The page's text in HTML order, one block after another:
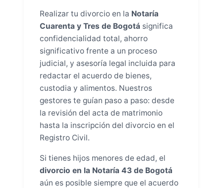
Realizar tu divorcio en la Notaría
Cuarenta y Tres de Bogotá significa
confidencialidad total, ahorro
significativo frente a un proceso
judicial, y asesoría legal incluida para
redactar el acuerdo de bienes,
custodia y alimentos. Nuestros
gestores te guían paso a paso: desde
la revisión del acta de matrimonio
hasta la inscripción del divorcio en el
Registro Civil.
Si tienes hijos menores de edad, el
divorcio en la Notaría 43 de Bogotá
aún es posible siempre que el acuerdo